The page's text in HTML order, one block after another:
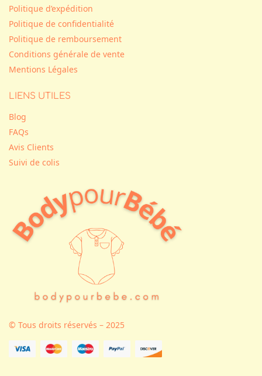
Politique d’expédition
Politique de confidentialité
Politique de remboursement
Conditions générale de vente
Mentions Légales
LIENS UTILES
Blog
FAQs
Avis Clients
Suivi de colis
© Tous droits réservés – 2025